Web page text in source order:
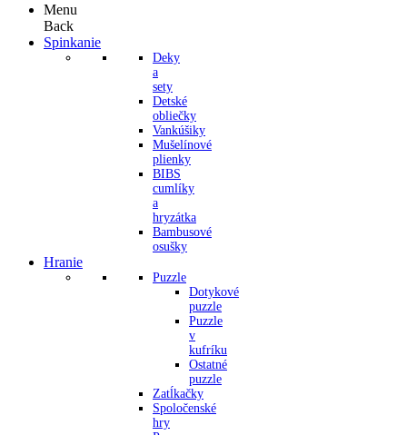
Menu
Back
Spinkanie
Deky
a
sety
Detské
obliečky
Vankúšiky
Mušelínové
plienky
BIBS
cumlíky
a
hryzátka
Bambusové
osušky
Hranie
Puzzle
Dotykové
puzzle
Puzzle
v
kufríku
Ostatné
puzzle
Zatĺkačky
Spoločenské
hry